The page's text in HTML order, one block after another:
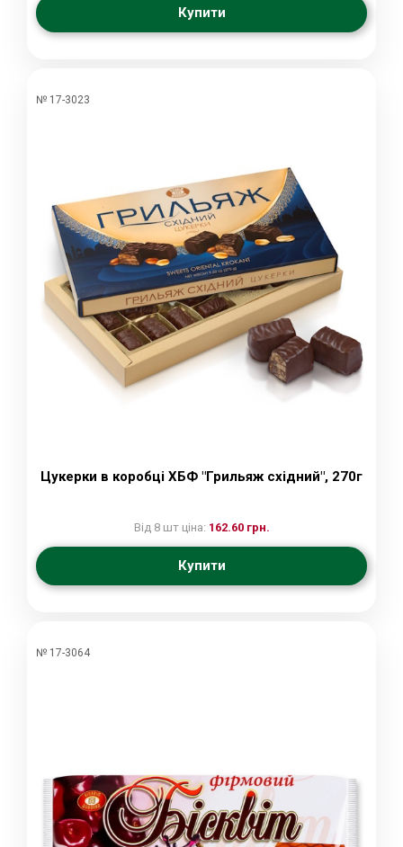
Купити
№ 17-3023
Цукерки в коробці ХБФ "Грильяж східний", 270г
Від 8 шт ціна: 162.60 грн.
Купити
№ 17-3064